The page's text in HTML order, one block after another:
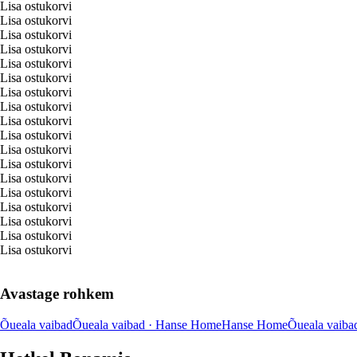
Lisa ostukorvi
Lisa ostukorvi
Lisa ostukorvi
Lisa ostukorvi
Lisa ostukorvi
Lisa ostukorvi
Lisa ostukorvi
Lisa ostukorvi
Lisa ostukorvi
Lisa ostukorvi
Lisa ostukorvi
Lisa ostukorvi
Lisa ostukorvi
Lisa ostukorvi
Lisa ostukorvi
Lisa ostukorvi
Lisa ostukorvi
Lisa ostukorvi
Avastage rohkem
Õueala vaibadÕueala vaibad · Hanse HomeHanse HomeÕueala